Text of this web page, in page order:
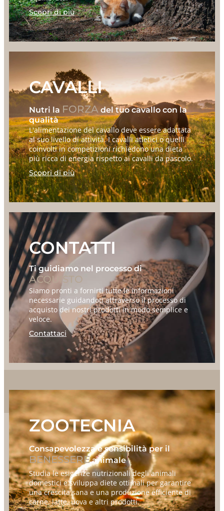
Scopri di più
CAVALLI
Nutri la FORZA del tuo cavallo con la
qualità
L'alimentazione del cavallo deve essere adattata
al suo livello di attività. I cavalli atletici o quelli
coinvolti in competizioni richiedono una dieta
più ricca di energia rispetto ai cavalli da pascolo.
Scopri di più
CONTATTI
Ti guidiamo nel processo di
ACQUISTO
Siamo pronti a fornirti tutte le informazioni
necessarie guidandoti attraverso il processo di
acquisto dei nostri prodotti in modo semplice e
veloce.
Contattaci
ZOOTECNIA
Consapevolezza e sensibilità per il
BENESSEREanimale
Studia le esigenze nutrizionali degli animali
domestici e sviluppa diete ottimali per garantire
una crescita sana e una produzione efficiente di
carne, latte, uova e altri prodotti.